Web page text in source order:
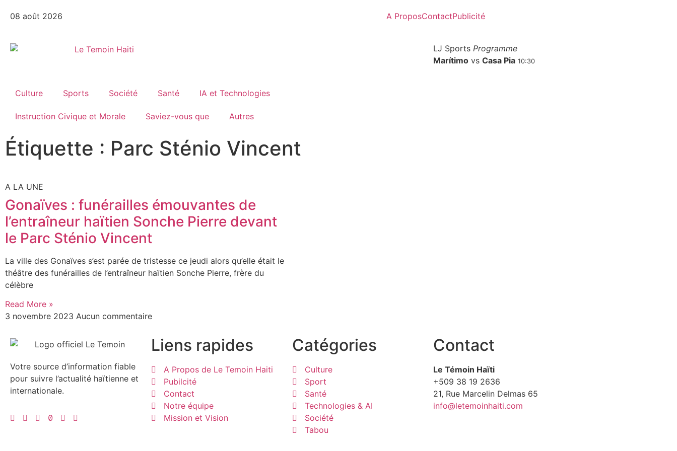
08 août 2026 A ProposContactPublicité
LJ Sports Programme
Marítimo vs Casa Pia 10:30
Culture Sports Société Santé IA et Technologies
Instruction Civique et Morale Saviez-vous que Autres
Étiquette : Parc Sténio Vincent
A LA UNE
Gonaïves : funérailles émouvantes de
l’entraîneur haïtien Sonche Pierre devant
le Parc Sténio Vincent
La ville des Gonaïves s’est parée de tristesse ce jeudi alors qu’elle était le
théâtre des funérailles de l’entraîneur haïtien Sonche Pierre, frère du
célèbre
Read More »
3 novembre 2023 Aucun commentaire
Votre source d’information fiable
pour suivre l’actualité haïtienne et
internationale.
Liens rapides
A Propos de Le Temoin Haiti
Pubilcité
Contact
Notre équipe
Mission et Vision
Catégories
Culture
Sport
Santé
Technologies & AI
Société
Tabou
Contact
Le Témoin Haïti
+509 38 19 2636
21, Rue Marcelin Delmas 65
info@letemoinhaiti.com